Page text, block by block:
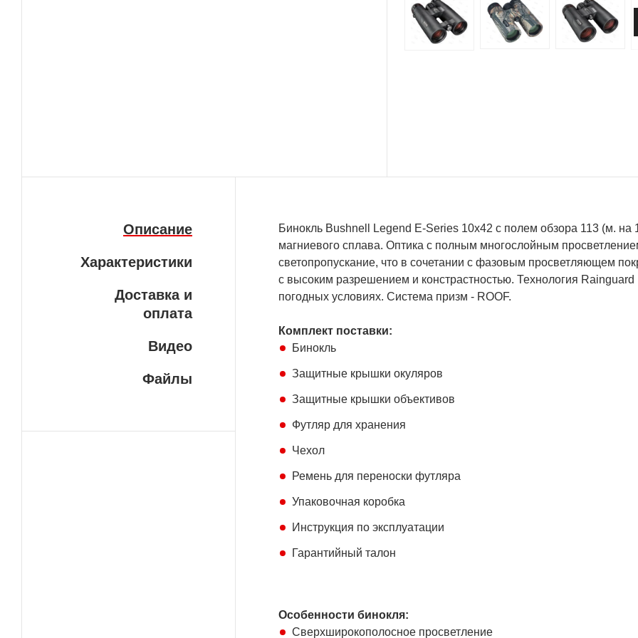
Описание
Характеристики
Доставка и
оплата
Видео
Файлы
Бинокль Bushnell Legend E-Series 10x42 с полем обзора 113 (м. на
магниевого сплава. Оптика с полным многослойным
светопропускание, что в сочетании с фазовым просветляющем
с высоким разрешением и констрастностью. Технология
погодных условиях. Система призм - ROOF.
Комплект поставки:
Бинокль
Защитные крышки окуляров
Защитные крышки объективов
Футляр для хранения
Чехол
Ремень для переноски футляра
Упаковочная коробка
Инструкция по эксплуатации
Гарантийный талон
Особенности бинокля:
Сверхширокополосное просветление